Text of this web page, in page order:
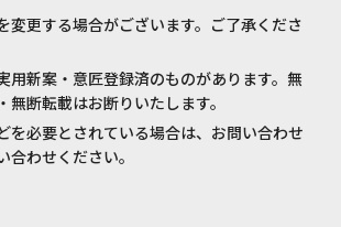
変更する場合がございます。ご了承くださ
用新案・意匠登録済のものがあります。無
無断転載はお断りいたします。
を必要とされている場合は、お問い合わせ
合わせください。